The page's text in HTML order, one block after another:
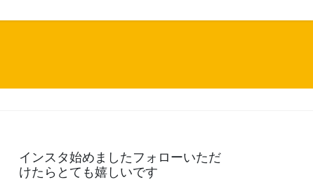
インスタ始めましたフォローいただ
けたらとても嬉しいです